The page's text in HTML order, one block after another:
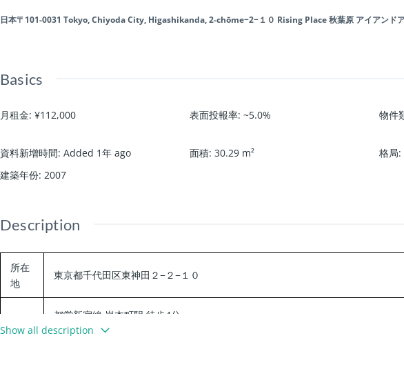
日本〒101-0031 Tokyo, Chiyoda City, Higashikanda, 2-chōme−2−１０ Rising Place 秋葉原 アイアンド
Basics
月租金: ¥112,000 表面投報率: ~5.0% 物件
資料新增時間: Added 1年 ago 面積: 30.29 m² 格局:
建築年份: 2007
Description
所在
地
東京都千代田区東神田２−２−１０
交通
都営新宿線 岩本町駅 徒歩4分
東京メトロ日比谷線 秋葉原駅 徒歩5分
Show all description